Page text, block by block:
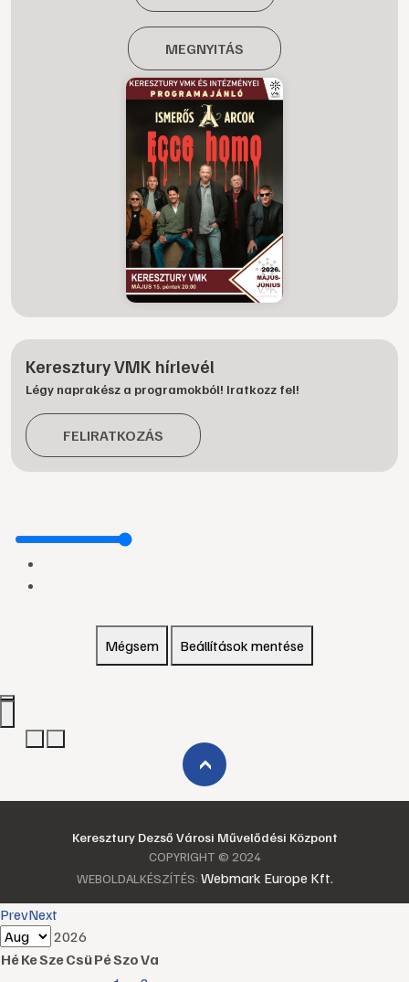
MEGNYITÁS
Keresztury VMK hírlevél
Légy naprakész a programokból! Iratkozz fel!
FELIRATKOZÁS
Mégsem Beállítások mentése
›
Keresztury Dezső Városi Művelődési Központ
COPYRIGHT © 2024
WEBOLDALKÉSZÍTÉS: Webmark Europe Kft.
PrevNext
2026
HéKeSzeCsüPéSzoVa